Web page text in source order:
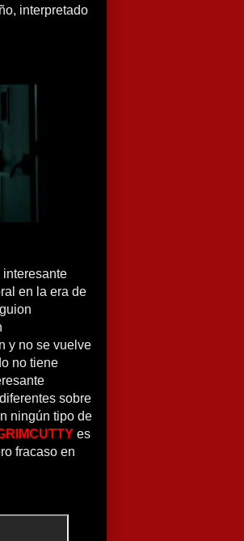
interpretado
interesante
en la era de
y no se vuelve
no tiene
sobre
ningún tipo de
es
fracaso en